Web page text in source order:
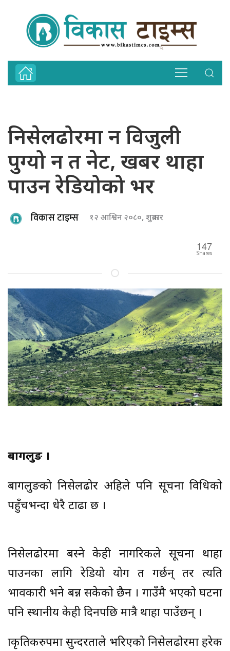
निसेलढोरमा न विजुली
पुग्यो न त नेट, खबर थाहा
पाउन रेडियोको भर
विकास टाइम्स १२ आश्विन २०८०, शुक्रबार
147
Shares
बागलुङ ।
बागलुङको निसेलढोर अहिले पनि सूचना प्रविधिको
पहुँचभन्दा धेरै टाढा छ ।
निसेलढोरमा बस्ने केही नागरिकले सूचना थाहा
पाउनका लागि रेडियो प्रयोग त गर्छन् तर त्यति
प्रभावकारी भने बन्न सकेको छैन । गाउँमै भएको घटना
पनि स्थानीय केही दिनपछि मात्रै थाहा पाउँछन् ।
प्राकृतिकरुपमा सुन्दरताले भरिएको निसेलढोरमा हरेक